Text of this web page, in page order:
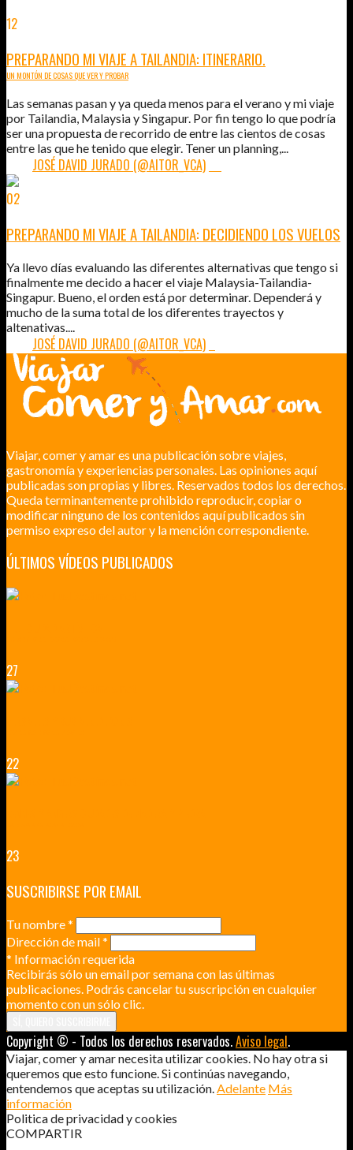
12
PREPARANDO MI VIAJE A TAILANDIA: ITINERARIO.
UN MONTÓN DE COSAS QUE VER Y PROBAR
Las semanas pasan y ya queda menos para el verano y mi viaje
por Tailandia, Malaysia y Singapur. Por fin tengo lo que podría
ser una propuesta de recorrido de entre las cientos de cosas
entre las que he tenido que elegir. Tener un planning,...
JOSÉ DAVID JURADO (@AITOR_VCA)
02
PREPARANDO MI VIAJE A TAILANDIA: DECIDIENDO LOS VUELOS
Ya llevo días evaluando las diferentes alternativas que tengo si
finalmente me decido a hacer el viaje Malaysia-Tailandia-
Singapur. Bueno, el orden está por determinar. Dependerá y
mucho de la suma total de los diferentes trayectos y
altenativas....
JOSÉ DAVID JURADO (@AITOR_VCA)
Viajar, comer y amar es una publicación sobre viajes,
gastronomía y experiencias personales. Las opiniones aquí
publicadas son propias y libres. Reservados todos los derechos.
Queda terminantemente prohibido reproducir, copiar o
modificar ninguno de los contenidos aquí publicados sin
permiso expreso del autor y la mención correspondiente.
ÚLTIMOS VÍDEOS PUBLICADOS
27
22
23
SUSCRIBIRSE POR EMAIL
Tu nombre*
Dirección de mail*
* Información requerida
Recibirás sólo un email por semana con las últimas
publicaciones. Podrás cancelar tu suscripción en cualquier
momento con un sólo clic.
Copyright © - Todos los derechos reservados.Aviso legal.
Viajar, comer y amar necesita utilizar cookies. No hay otra si
queremos que esto funcione. Si continúas navegando,
entendemos que aceptas su utilización. Adelante Más
información
Politica de privacidad y cookies
COMPARTIR